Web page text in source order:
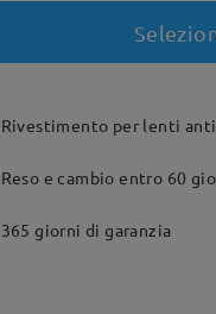
Rivestimento per lenti
Reso e cambio entro 60
365 giorni di garanzia